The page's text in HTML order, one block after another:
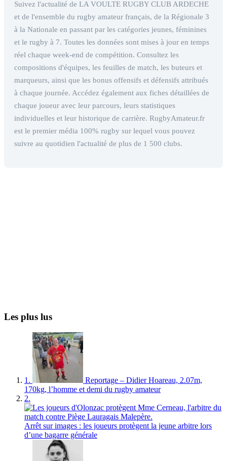
Suivez l'actualité de LA VOULTE RUGBY CLUB ARDECHE
et de l'ensemble du rugby amateur français, de la Régionale 3
à la Nationale en passant par les catégories jeunes, féminines
et le rugby à 7. Toutes les données sont mises à jour en temps
réel chaque week-end de compétition. Consultez les
compositions d'équipes, les feuilles de match, les buteurs et
marqueurs, ainsi que les bonus offensifs et défensifs attribués
à chaque journée. Accédez également aux fiches détaillées de
chaque joueur avec leur parcours, leurs statistiques
individuelles et leur historique de carrière. RugbyAmateur.fr
est le premier média 100% rugby sur lequel vous pouvez
suivre au quotidien l'actualité de plus de 1 500 clubs.
Les plus lus
1.
Reportage – Didier Hoareau, 2.07m,
170kg, l’homme et demi du rugby amateur
2.
Arrêt sur images : les joueurs protègent la jeune arbitre lors
d’une bagarre générale